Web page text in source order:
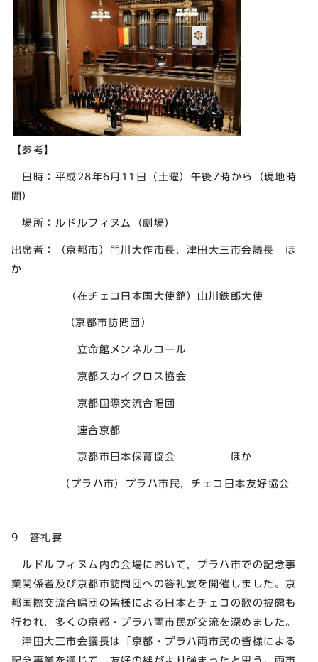
【参考】
日時：平成28年6月11日（土曜）午後7時から（現地時
間）
場所：ルドルフィヌム（劇場）
出席者：（京都市）門川大作市長，津田大三市会議長 ほ
か
（在チェコ日本国大使館）山川鉄郎大使
（京都市訪問団）
立命館メンネルコール
京都スカイクロス協会
京都国際交流合唱団
連合京都
京都市日本保育協会 ほか
（プラハ市）プラハ市民，チェコ日本友好協会
9 答礼宴
ルドルフィヌム内の会場において，プラハ市での記念事
業関係者及び京都市訪問団への答礼宴を開催しました。京
都国際交流合唱団の皆様による日本とチェコの歌の披露も
行われ，多くの京都・プラハ両市民が交流を深めました。
津田大三市会議長は「京都・プラハ両市民の皆様による